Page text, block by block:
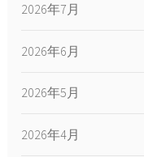
2026年7月
2026年6月
2026年5月
2026年4月